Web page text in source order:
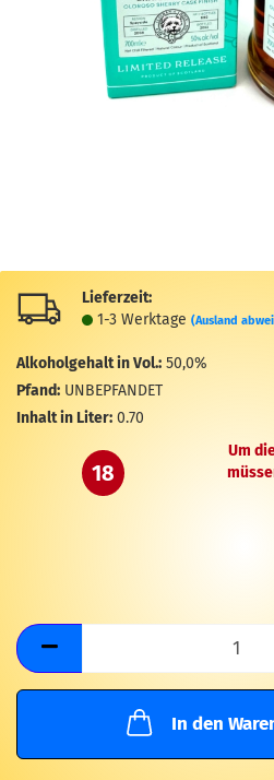
Lieferzeit:
1-3 Werktage (Ausland
Alkoholgehalt in Vol.: 50,0%
Pfand: UNBEPFANDET
Inhalt in Liter: 0.70
18
Um
In den